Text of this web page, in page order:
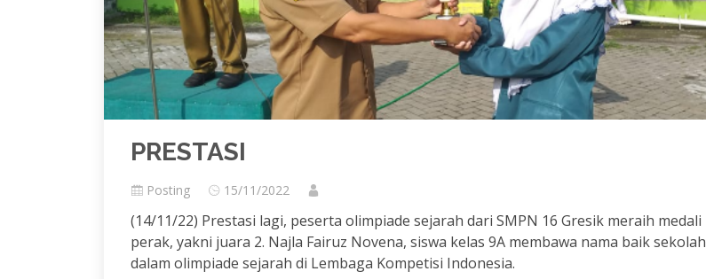
PRESTASI
Posting 15/11/2022
(14/11/22) Prestasi lagi, peserta olimpiade sejarah dari SMPN 16 Gresik meraih medali
perak, yakni juara 2. Najla Fairuz Novena, siswa kelas 9A membawa nama baik sekolah
dalam olimpiade sejarah di Lembaga Kompetisi Indonesia.